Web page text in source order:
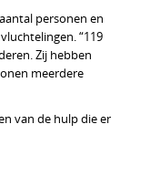
personen en
“119
Zij hebben
meerdere
van de hulp die er